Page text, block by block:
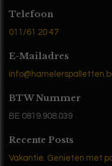
Telefoon
011/61 20 47
E-Mailadres
BTW Nummer
BE 0819.908.039
Recente Posts
Vakantie. Genieten met